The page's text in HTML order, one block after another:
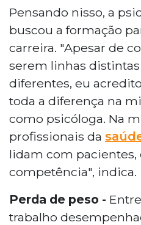
Pensando nisso, a
buscou a formação
carreira. "Apesar de
serem linhas distintas
diferentes, eu
toda a diferença na
como psicóloga. Na
profissionais da
lidam com pacientes,
competência", indica.
Perda de peso -
trabalho